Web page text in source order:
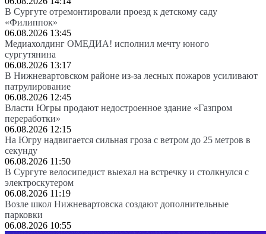
В Сургуте отремонтировали проезд к детскому саду
«Филиппок»
06.08.2026 13:45
Медиахолдинг ОМЕДИА! исполнил мечту юного
сургутянина
06.08.2026 13:17
В Нижневартовском районе из-за лесных пожаров усиливают
патрулирование
06.08.2026 12:45
Власти Югры продают недостроенное здание «Газпром
переработки»
06.08.2026 12:15
На Югру надвигается сильная гроза с ветром до 25 метров в
секунду
06.08.2026 11:50
В Сургуте велосипедист выехал на встречку и столкнулся с
электроскутером
06.08.2026 11:19
Возле школ Нижневартовска создают дополнительные
парковки
06.08.2026 10:55